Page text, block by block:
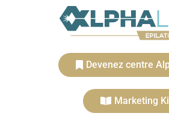
Devenez centre
Marketing